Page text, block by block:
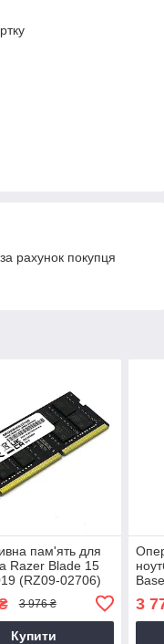
рахунок покупця
пам'ять для
Razer Blade 15
(RZ09-02706)
3 976 ₴
Купити
3